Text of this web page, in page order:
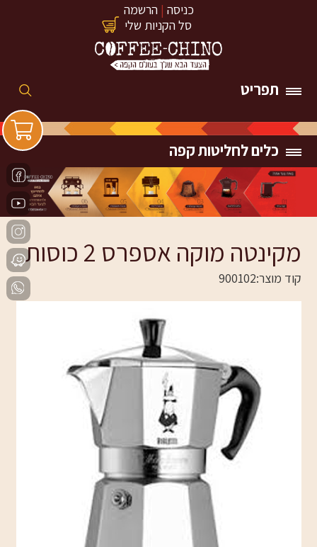
כניסה | הרשמה
סל הקניות שלי
תפריט
כלים לחליטות קפה
מקינטה מוקה אספרס 2 כוסות
קוד מוצר:900102